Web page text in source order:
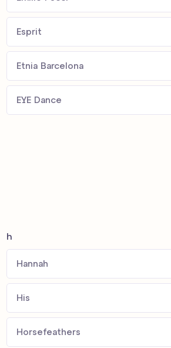
Esprit
Etnia Barcelona
EYE Dance
h
Hannah
His
Horsefeathers